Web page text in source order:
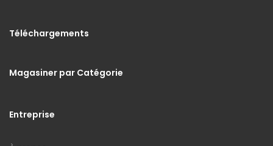
Téléchargements
Magasiner par Catégorie
Entreprise